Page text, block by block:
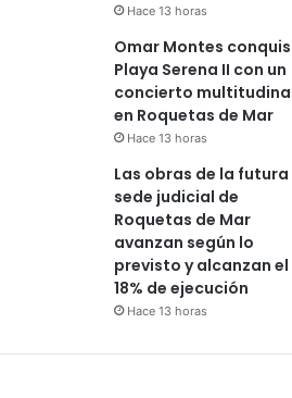
Hace 13 horas
Omar Montes
Playa Serena II con un
concierto
en Roquetas de Mar
Hace 13 horas
Las obras de la futura
sede judicial de
Roquetas de Mar
avanzan según lo
previsto y alcanzan el
18% de ejecución
Hace 13 horas